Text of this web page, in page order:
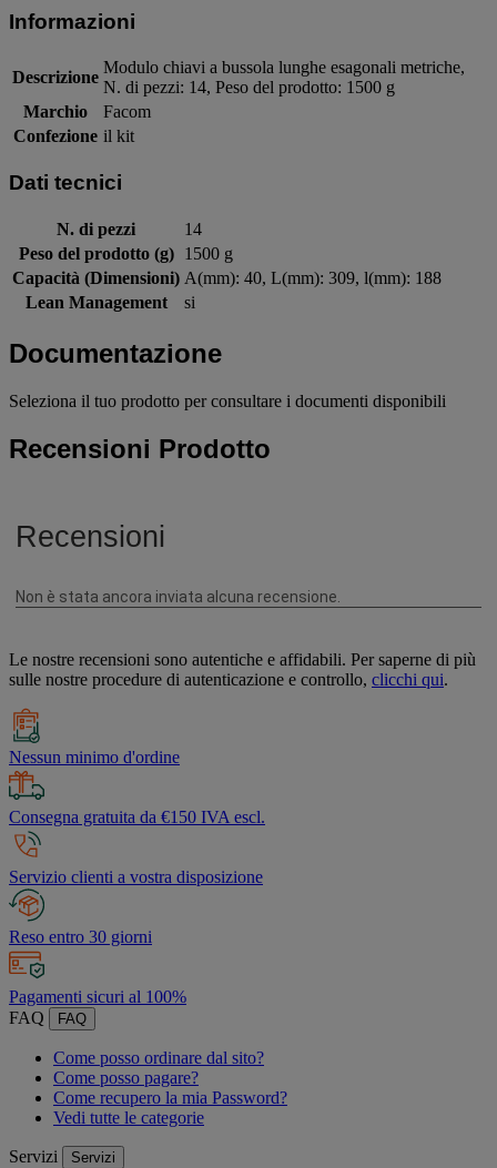
Informazioni
Descrizione
Modulo chiavi a bussola lunghe esagonali metriche,
N. di pezzi: 14, Peso del prodotto: 1500 g
Marchio
Facom
Confezione il kit
Dati tecnici
N. di pezzi
14
Peso del prodotto (g)
1500 g
Capacità (Dimensioni) A(mm): 40, L(mm): 309, l(mm): 188
Lean Management
si
Documentazione
Seleziona il tuo prodotto per consultare i documenti disponibili
Recensioni Prodotto
Le nostre recensioni sono autentiche e affidabili. Per saperne di più
sulle nostre procedure di autenticazione e controllo, clicchi qui.
Nessun minimo d'ordine
Consegna gratuita da €150 IVA escl.
Servizio clienti a vostra disposizione
Reso entro 30 giorni
Pagamenti sicuri al 100%
FAQ
FAQ
Come posso ordinare dal sito?
Come posso pagare?
Come recupero la mia Password?
Vedi tutte le categorie
Servizi Servizi